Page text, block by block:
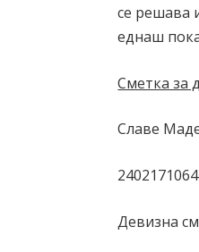
се решава
еднаш
Сметка за
Славе
Девизна